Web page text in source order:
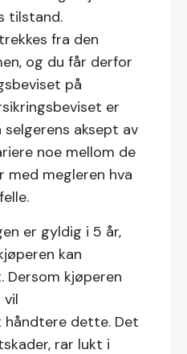
tilstand.
fra den
og du får derfor
på
er
aksept av
noe mellom de
med megleren hva
er gyldig i 5 år,
kan
Dersom kjøperen
vil
håndtere dette. Det
rar lukt i